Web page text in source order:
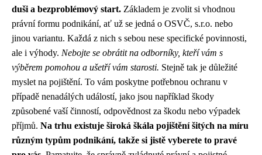
duši a bezproblémový start. Základem je zvolit si vhodnou
právní formu podnikání, ať už se jedná o OSVČ, s.r.o. nebo
jinou variantu. Každá z nich s sebou nese specifické povinnosti,
ale i výhody. Nebojte se obrátit na odborníky, kteří vám s
výběrem pomohou a ušetří vám starosti. Stejně tak je důležité
myslet na pojištění. To vám poskytne potřebnou ochranu v
případě nenadálých událostí, jako jsou například škody
způsobené vaší činností, odpovědnost za škodu nebo výpadek
příjmů. Na trhu existuje široká škála pojištění šitých na míru
různým typům podnikání, takže si jistě vyberete to pravé